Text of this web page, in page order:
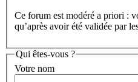
Ce forum est modéré a priori :
qu’après avoir été validée par
Qui êtes-vous ?
Votre nom